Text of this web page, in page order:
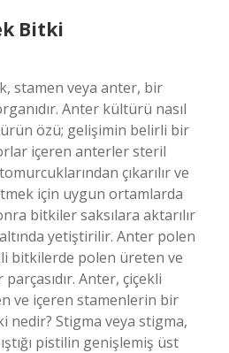
Bitki
stamen veya anter, bir
Anter kültürü nasıl
özü; gelişimin belirli bir
içeren anterler steril
çıkarılır ve
için uygun ortamlarda
bitkiler saksılara aktarılır
yetiştirilir. Anter polen
bitkilerde polen üreten ve
Anter, çiçekli
ve içeren stamenlerin bir
nedir? Stigma veya stigma,
pistilin genişlemiş üst